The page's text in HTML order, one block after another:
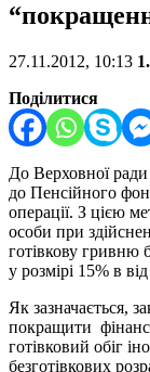
27.11.2012, 10:13
Поділитися
До Верховної
до Пенсійного
операції. З цією
особи при
готівкову гривню
у розмірі 15% в
Як зазначається,
покращити
готівковий обіг
безготівкових